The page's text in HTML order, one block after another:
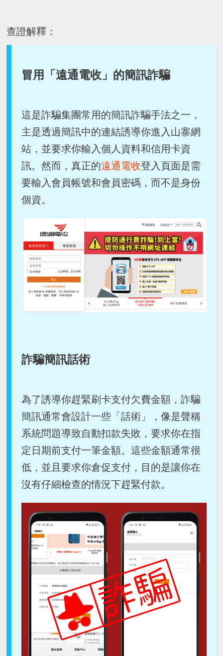
查證解釋：
冒用「遠通電收」的簡訊詐騙
這是詐騙集團常用的簡訊詐騙手法之一，
主是透過簡訊中的連結誘導你進入山寨網
站，並要求你輸入個人資料和信用卡資
訊。然而，真正的遠通電收登入頁面是需
要輸入會員帳號和會員密碼，而不是身份
個資。
詐騙簡訊話術
為了誘導你趕緊刷卡支付欠費金額，詐騙
簡訊通常會設計一些「話術」，像是聲稱
系統問題導致自動扣款失敗，要求你在指
定日期前支付一筆金額。這些金額通常很
低，並且要求你倉促支付，目的是讓你在
沒有仔細檢查的情況下趕緊付款。